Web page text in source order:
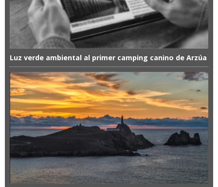
Luz verde ambiental al primer camping canino de Arzúa